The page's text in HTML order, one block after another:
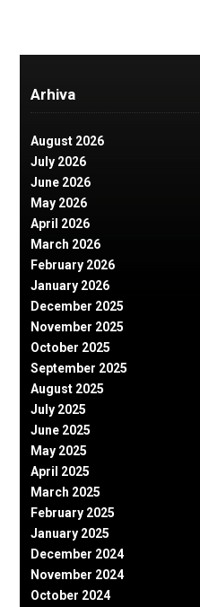
Arhiva
August 2026
July 2026
June 2026
May 2026
April 2026
March 2026
February 2026
January 2026
December 2025
November 2025
October 2025
September 2025
August 2025
July 2025
June 2025
May 2025
April 2025
March 2025
February 2025
January 2025
December 2024
November 2024
October 2024